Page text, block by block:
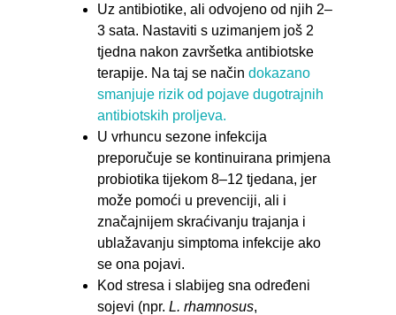
Uz antibiotike, ali odvojeno od njih 2–
3 sata. Nastaviti s uzimanjem još 2
tjedna nakon završetka antibiotske
terapije. Na taj se načindokazano
smanjuje rizik od pojave dugotrajnih
antibiotskih proljeva.
U vrhuncu sezone infekcija
preporučuje se kontinuirana primjena
probiotika tijekom 8–12 tjedana, jer
može pomoći u prevenciji, ali i
značajnijem skraćivanju trajanja i
ublažavanju simptoma infekcije ako
se ona pojavi.
Kod stresa i slabijeg sna određeni
sojevi (npr.L. rhamnosus,